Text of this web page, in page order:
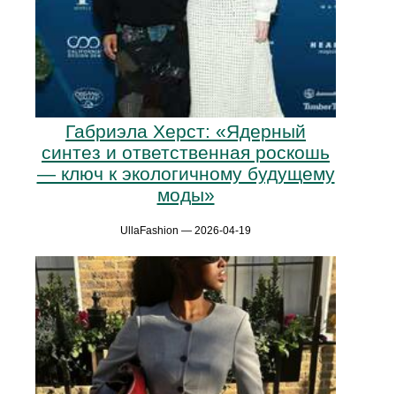
Габриэла Херст: «Ядерный
синтез и ответственная роскошь
— ключ к экологичному будущему
моды»
UllaFashion — 2026-04-19